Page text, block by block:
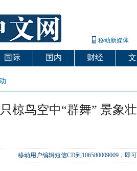
移动新媒体
国际 国内 财经
椋鸟空中“群舞” 景象
移动用户编辑短信CD到106580009009，即